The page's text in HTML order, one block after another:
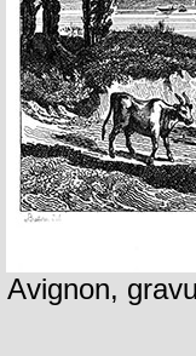
Avignon,